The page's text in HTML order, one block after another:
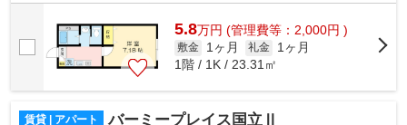
様へ提供しております！最新の情報は...
5.8万円 (管理費等：2,000円 )
敷金 1ヶ月 礼金
1ヶ月
1階 / 1K / 23.31㎡
賃貸 | アパート バーミープレイス国立Ⅱ